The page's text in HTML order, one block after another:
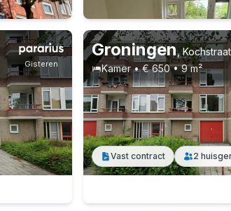
Gisteren
Groningen,Kochstraat 28,
Kamer • € 650 • 9 m²
Vast contract 2